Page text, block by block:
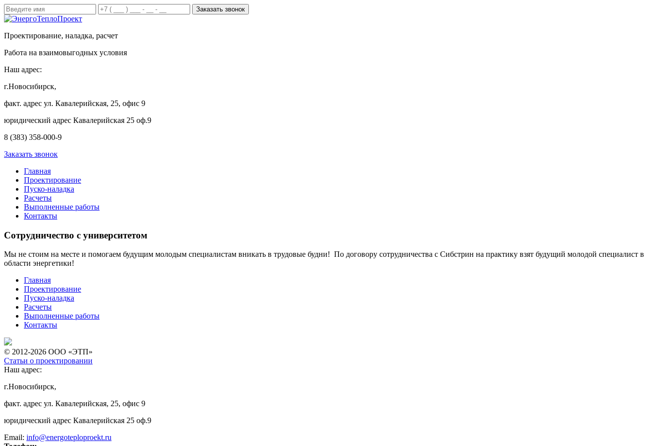
Проектирование, наладка, расчет
Работа на взаимовыгодных условия
Наш адрес:
г.Новосибирск,
факт. адрес ул. Кавалерийская, 25, офис 9
юридический адрес Кавалерийская 25 оф.9
8 (383) 358-000-9
Заказать звонок
Главная
Проектирование
Пуско-наладка
Расчеты
Выполненные работы
Контакты
Сотрудничество с университетом
Мы не стоим на месте и помогаем будущим молодым специалистам вникать в трудовые будни! По договору сотрудничества с Сибстрин на практику взят будущий молодой специалист в
области энергетики!
Главная
Проектирование
Пуско-наладка
Расчеты
Выполненные работы
Контакты
© 2012-2026 ООО «ЭТП»
Статьи о проектировании
Наш адрес:
г.Новосибирск,
факт. адрес ул. Кавалерийская, 25, офис 9
юридический адрес Кавалерийская 25 оф.9
Email: info@energoteploproekt.ru